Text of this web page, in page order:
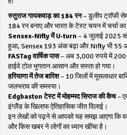
रुतुराज गायकवाड़ का 184 रन– डुलीप ट्रॉफी
184 रन बनाए और भारत के टेस्ट चयन में चर्चा
Sensex‑Nifty में U‑turn– 4 जुलाई 2025
हुआ, Sensex 193 अंक बढ़ा और Nifty भी 55
FASTag वार्षिक पास– अब 3,000 रुपये में 200
हाईवे टोल भुगतान आसान और सस्ता हो गया।
हरियाणा में तेज बारिश– 10 जिलों में मूसलाधार
जलभराव की समस्या।
Edgbaston टेस्ट में मोहम्मद सिराज की कैच–
इंग्लैंड के खिलाफ ऐतिहासिक जीत दिलाई।
इन लेखों को पढ़ने से आपको यह समझ आएगा कि
और किस खबर ने लोगों का ध्यान खींचा है।